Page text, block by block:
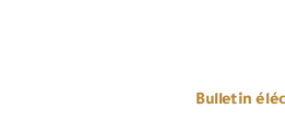
Bulletin